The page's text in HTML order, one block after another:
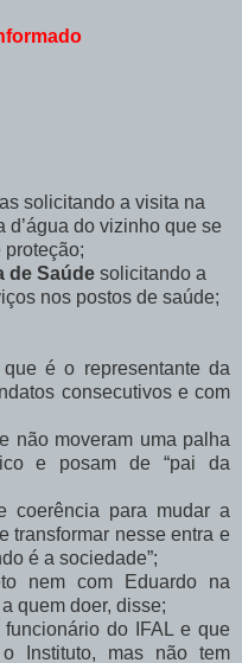
solicitando a visita na
d’água do vizinho que se
proteção;
de Saúde solicitando a
nos postos de saúde;
é o representante da
consecutivos e com
não moveram uma palha
e posam de “pai da
coerência para mudar a
transformar nesse entra e
é a sociedade”;
nem com Eduardo na
quem doer, disse;
do IFAL e que
Instituto, mas não tem